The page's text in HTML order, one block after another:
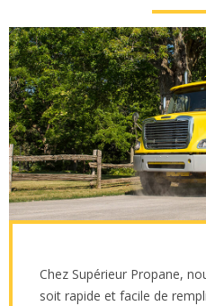
Chez Supérieur Propane,
soit rapide et facile de